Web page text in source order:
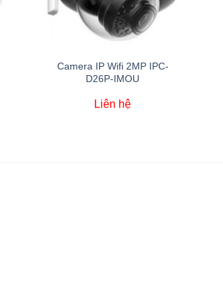
Camera IP Wifi 2MP IPC-
D26P-IMOU
Liên hệ